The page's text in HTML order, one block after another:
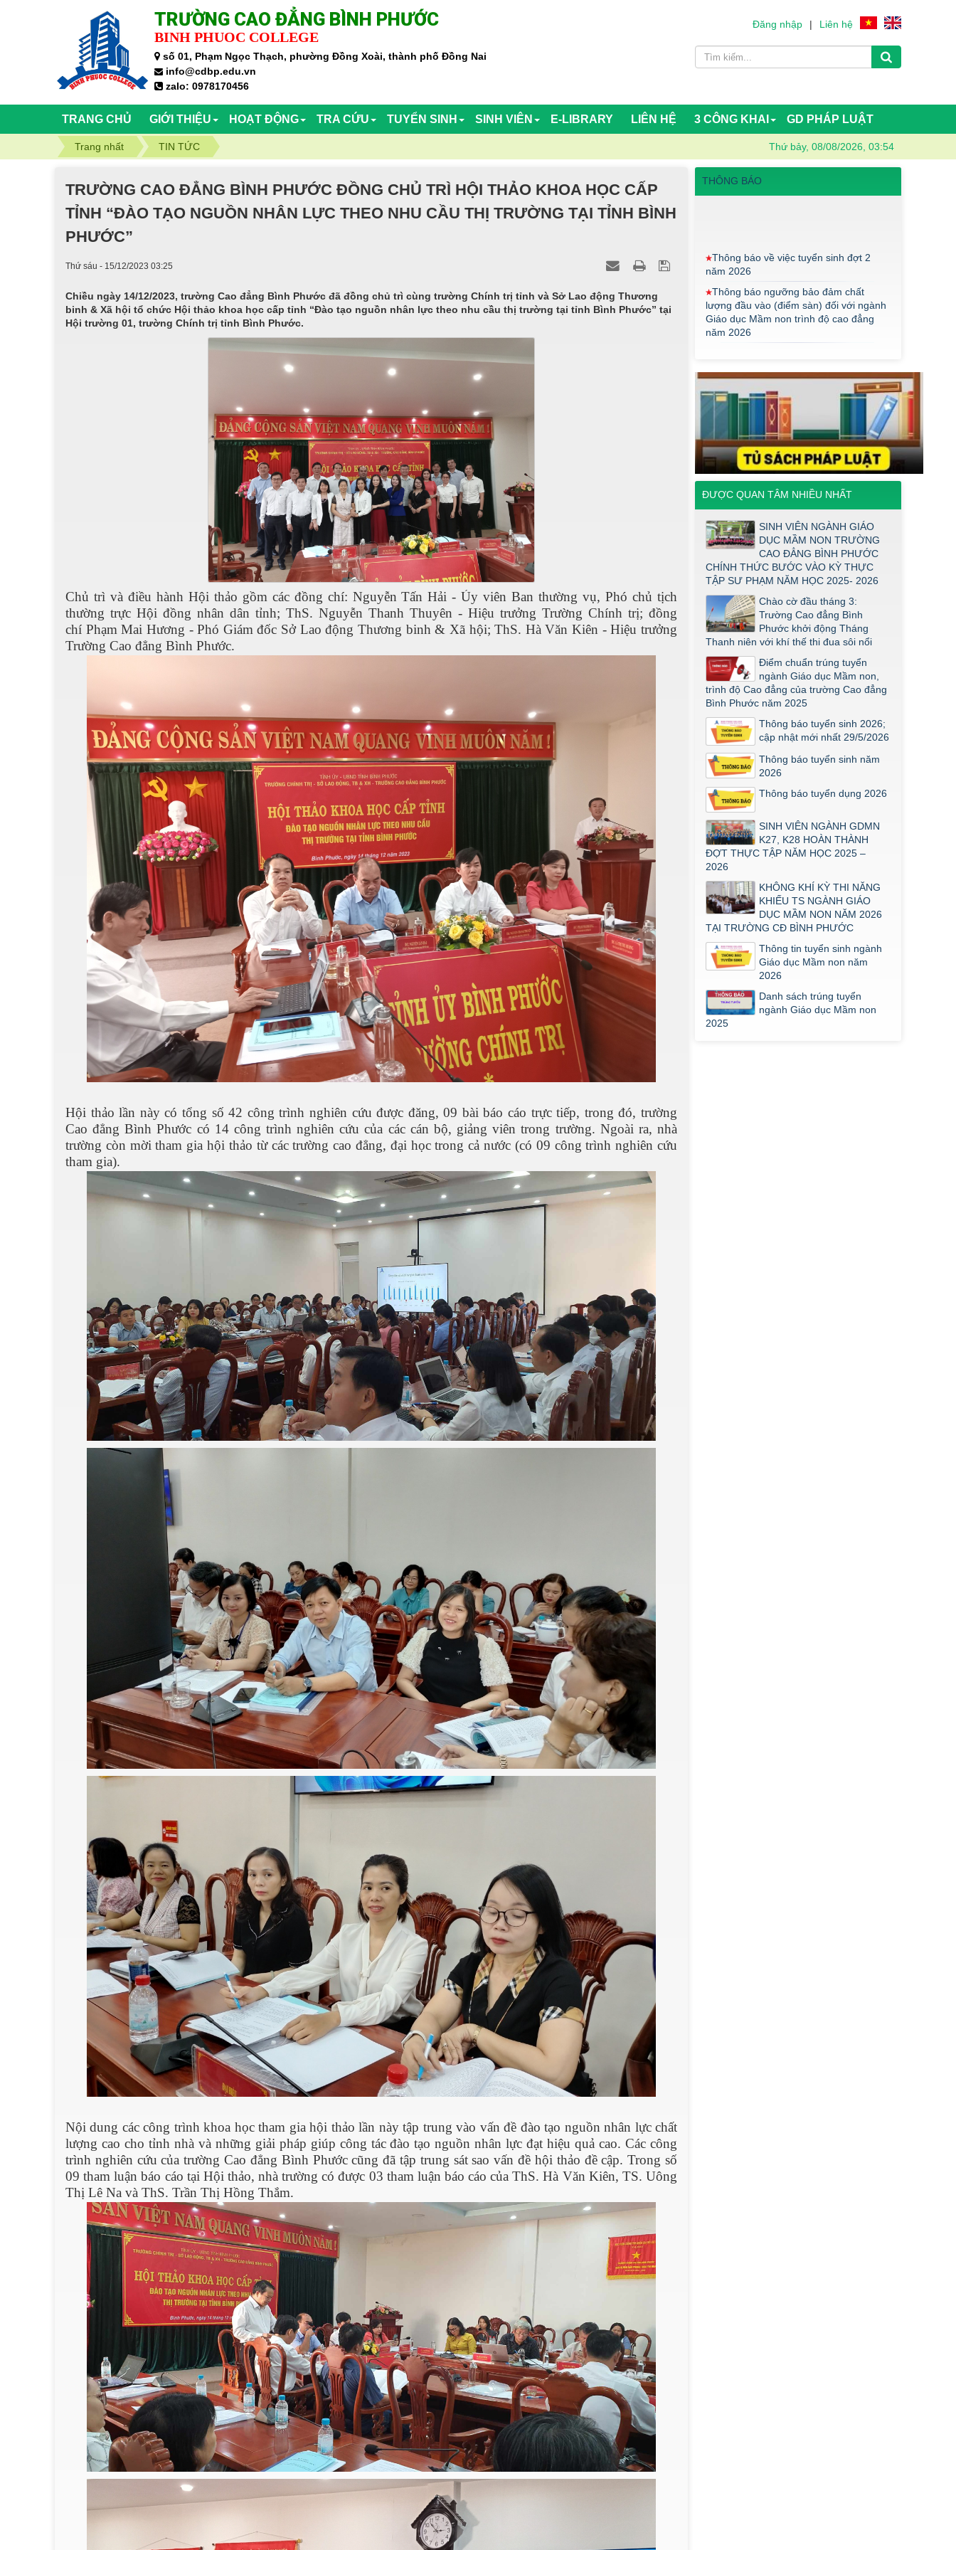
TRƯỜNG CAO ĐẲNG BÌNH PHƯỚC
BINH PHUOC COLLEGE
số 01, Phạm Ngọc Thạch, phường Đồng Xoài, thành phố Đồng Nai
info@cdbp.edu.vn
zalo: 0978170456
Đăng nhập | Liên hệ
TRANG CHỦ GIỚI THIỆU HOẠT ĐỘNG TRA CỨU TUYỂN SINH SINH VIÊN E-LIBRARY LIÊN HỆ 3 CÔNG KHAI GD PHÁP LUẬT
Trang nhất TIN TỨC Thứ bảy, 08/08/2026, 03:54
TRƯỜNG CAO ĐẲNG BÌNH PHƯỚC ĐỒNG CHỦ TRÌ HỘI THẢO KHOA HỌC CẤP
TỈNH “ĐÀO TẠO NGUỒN NHÂN LỰC THEO NHU CẦU THỊ TRƯỜNG TẠI TỈNH BÌNH
PHƯỚC”
Thứ sáu - 15/12/2023 03:25
Chiều ngày 14/12/2023, trường Cao đẳng Bình Phước đã đồng chủ trì cùng trường Chính trị tỉnh và Sở Lao động Thương
binh & Xã hội tổ chức Hội thảo khoa học cấp tỉnh “Đào tạo nguồn nhân lực theo nhu cầu thị trường tại tỉnh Bình Phước” tại
Hội trường 01, trường Chính trị tỉnh Bình Phước.
Chủ trì và điều hành Hội thảo gồm các đồng chí: Nguyễn Tấn Hải -Ủy viên Ban thường vụ, Phó chủ tịch
thường trực Hội đồng nhân dân tỉnh; ThS. Nguyễn Thanh Thuyên - Hiệu trưởng Trường Chính trị; đồng
chí Phạm Mai Hương -Phó Giám đốc Sở Lao động Thương binh & Xã hội;ThS. Hà Văn Kiên - Hiệu trưởng
Trường Cao đẳng Bình Phước.
Hội thảo lần này có tổng số 42 công trình nghiên cứu được đăng, 09 bài báo cáo trực tiếp, trong đó, trường
Cao đẳng Bình Phước có 14 công trình nghiên cứu của các cán bộ, giảng viên trong trường. Ngoài ra, nhà
trường còn mời tham gia hội thảo từ các trường cao đẳng, đại học trong cả nước (có 09 công trình nghiên cứu
tham gia).
Nội dung các công trình khoa học tham gia hội thảo lần này tập trung vào vấn đề đào tạo nguồn nhân lực chất
lượng cao cho tỉnh nhà và những giải pháp giúp công tác đào tạo nguồn nhân lực đạt hiệu quả cao. Các công
trình nghiên cứu của trường Cao đẳng Bình Phước cũng đã tập trung sát sao vấn đề hội thảo đề cập. Trong số
09 tham luận báo cáo tại Hội thảo, nhà trường có được 03 tham luận báo cáo của ThS. Hà Văn Kiên, TS. Uông
Thị Lê Na và ThS. Trần Thị Hồng Thắm.
THÔNG BÁO
lượng đầu vào (điểm sàn) đối với ngành
Giáo dục Mầm non trình độ cao đẳng
năm 2026
Điểm thi năng khiếu ngành Giáo dục
Mầm Non đợt 1 2026
Thông báo về việc triển khai một số
THÔNG BÁO VỀ VIỆC PHÚC KHẢO
ĐIỂM THI TỐT NGHIỆP KHỐI Y DƯỢC
NĂM 2026
ĐIỂM TỐT NGHIỆP KHỐI Y - DƯỢC
NĂM 2026
Thông báo về việc tổ chức thi năng
khiếu ngành Giáo dục Mầm non năm
Thông báo về việc tuyển sinh đợt 2
năm 2026
Thông báo ngưỡng bảo đảm chất
lượng đầu vào (điểm sàn) đối với ngành
Giáo dục Mầm non trình độ cao đẳng
năm 2026
Điểm thi năng khiếu ngành Giáo dục
Mầm Non đợt 1 2026
Thông báo về việc triển khai một số
văn bản mới
THÔNG BÁO VỀ VIỆC PHÚC KHẢO
ĐIỂM THI TỐT NGHIỆP KHỐI Y DƯỢC
NĂM 2026
ĐIỂM TỐT NGHIỆP KHỐI Y - DƯỢC
NĂM 2026
Thông báo về việc tổ chức thi năng
khiếu ngành Giáo dục Mầm non năm
2026
ĐƯỢC QUAN TÂM NHIỀU NHẤT
SINH VIÊN NGÀNH GIÁO
DỤC MẦM NON TRƯỜNG
CAO ĐẲNG BÌNH PHƯỚC
CHÍNH THỨC BƯỚC VÀO KỲ THỰC
TẬP SƯ PHẠM NĂM HỌC 2025- 2026
Chào cờ đầu tháng 3:
Trường Cao đẳng Bình
Phước khởi động Tháng
Thanh niên với khí thế thi đua sôi nổi
Điểm chuẩn trúng tuyển
ngành Giáo dục Mầm non,
trình độ Cao đẳng của trường Cao đẳng
Bình Phước năm 2025
Thông báo tuyển sinh 2026;
cập nhật mới nhất 29/5/2026
Thông báo tuyển sinh năm
2026
Thông báo tuyển dụng 2026
SINH VIÊN NGÀNH GDMN
K27, K28 HOÀN THÀNH
ĐỢT THỰC TẬP NĂM HỌC 2025 –
2026
KHÔNG KHÍ KỲ THI NĂNG
KHIẾU TS NGÀNH GIÁO
DỤC MẦM NON NĂM 2026
TẠI TRƯỜNG CĐ BÌNH PHƯỚC
Thông tin tuyển sinh ngành
Giáo dục Mầm non năm
2026
Danh sách trúng tuyển
ngành Giáo dục Mầm non
2025